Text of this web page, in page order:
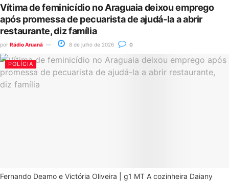
Vítima de feminicídio no Araguaia deixou emprego
após promessa de pecuarista de ajudá-la a abrir
restaurante, diz família
por Rádio Aruanã 8 de julho de 2026 0
POLÍCIA
Fernando Deamo e Victória Oliveira | g1 MT A cozinheira Daiany